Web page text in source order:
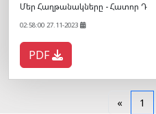
Մեր Հաղթանակները - Հատոր Դ
02:58:00 27.11-2023
PDF
« 1